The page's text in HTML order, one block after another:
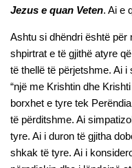
Jezus e quan Veten. Ai e
Ashtu si dhëndri është
shpirtrat e të gjithë atyre
të thellë të përjetshme. Ai
“një me Krishtin dhe
borxhet e tyre tek
të përditshme. Ai
tyre. Ai i duron të gjitha
shkak të tyre. Ai i